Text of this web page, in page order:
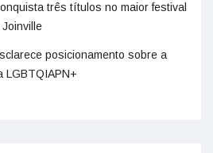
três títulos no maior festival
posicionamento sobre a
LGBTQIAPN+